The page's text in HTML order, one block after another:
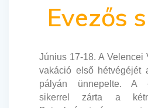
Evezős
Június 17-18. A Velencei
vakáció első hétvégéjét
pályán ünnepelte. A
sikerrel zárta a